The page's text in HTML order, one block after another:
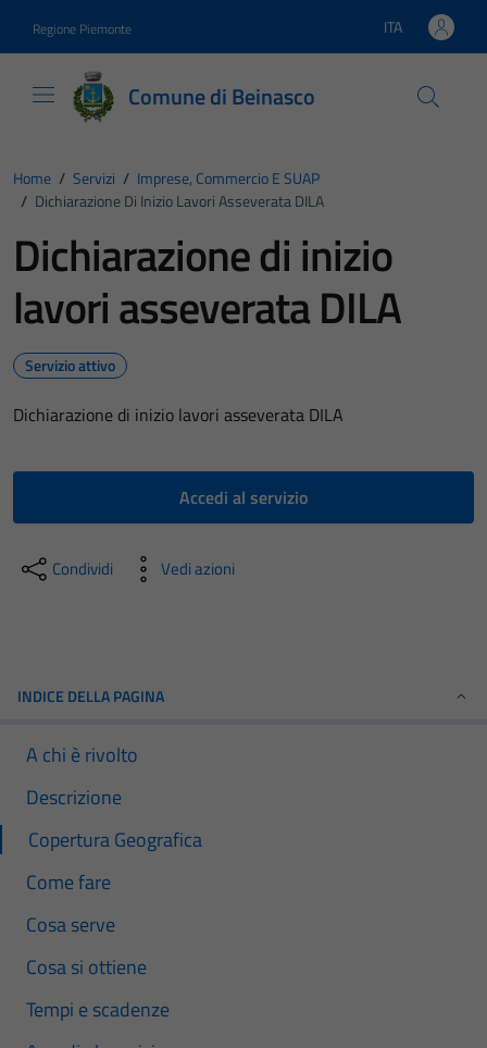
Regione Piemonte Lingua attiva:
ITA
Comune di Beinasco
Home / Servizi / Imprese, Commercio E SUAP
/ Dichiarazione Di Inizio Lavori Asseverata DILA
Dichiarazione di inizio
lavori asseverata DILA
Servizio attivo
Dichiarazione di inizio lavori asseverata DILA
Accedi al servizio
Condividi Vedi azioni
INDICE DELLA PAGINA
A chi è rivolto
Descrizione
Copertura Geografica
Come fare
Cosa serve
Cosa si ottiene
Tempi e scadenze